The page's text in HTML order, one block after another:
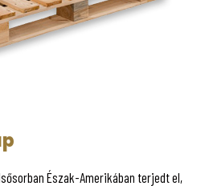
Észak-Amerikában terjedt el,